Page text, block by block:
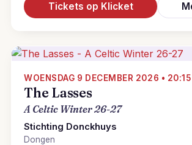
Tickets op Klicket
WOENSDAG 9 DECEMBER 2026 • 20:15
The Lasses
A Celtic Winter 26-27
Stichting Donckhuys
Dongen